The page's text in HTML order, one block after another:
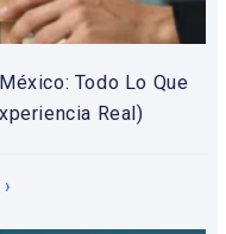
Todo Lo Que
Real)